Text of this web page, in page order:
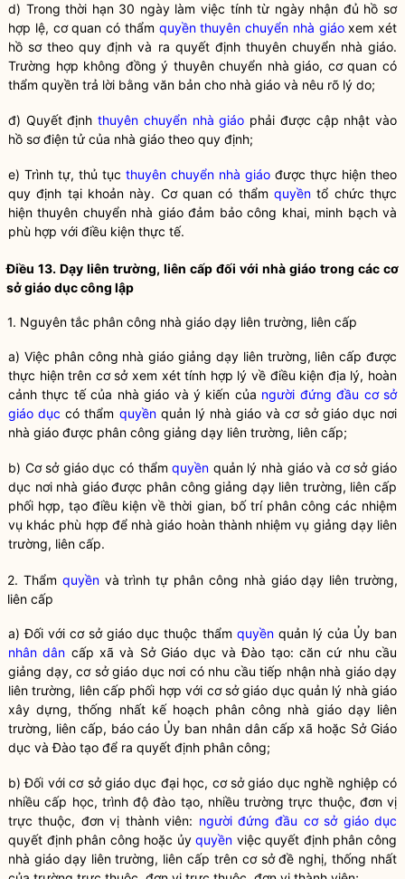
d) Trong thời hạn 30 ngày làm việc tính từ ngày nhận đủ hồ sơ
hợp lệ, cơ quan có thẩm quyền thuyên chuyển nhà giáoxem xét
hồ sơ theo quy định và ra quyết định thuyên chuyển nhà giáo.
Trường hợp không đồng ý thuyên chuyển nhà giáo, cơ quan có
thẩm quyền trả lời bằng văn bản cho nhà giáo và nêu rõ lý do;
đ) Quyết địnhthuyên chuyển nhà giáo phải được cập nhật vào
hồ sơ điện tử của nhà giáo theo quy định;
e) Trình tự, thủ tục thuyên chuyển nhà giáo được thực hiện theo
quy định tại khoản này. Cơ quan có thẩm quyền tổ chức thực
hiệnthuyên chuyển nhà giáođảm bảo công khai, minh bạch và
phù hợp với điều kiện thực tế.
Điều 13. Dạy liên trường, liên cấp đối với nhà giáo trong các cơ
sở giáo dục công lập
1. Nguyên tắc phân công nhà giáo dạy liên trường, liên cấp
a) Việc phân công nhà giáo giảng dạy liên trường, liên cấp được
thực hiện trên cơ sở xem xét tính hợp lý về điều kiện địa lý, hoàn
cảnh thực tế của nhà giáo và ý kiến của người đứng đầu cơ sở
giáo dục có thẩm quyềnquản lý nhà giáo và cơ sở giáo dục nơi
nhà giáo được phân công giảng dạy liên trường, liên cấp;
b) Cơ sở giáo dục có thẩmquyền quản lý nhà giáo và cơ sở giáo
dục nơi nhà giáo được phân công giảng dạy liên trường, liên cấp
phối hợp, tạo điều kiện về thời gian, bố trí phân công các nhiệm
vụ khác phù hợp để nhà giáo hoàn thành nhiệm vụ giảng dạy liên
trường, liên cấp.
2. Thẩm quyềnvà trình tự phân công nhà giáo dạy liên trường,
liên cấp
a) Đối với cơ sở giáo dục thuộc thẩm quyềnquản lý của Ủy ban
nhân dân cấp xã và Sở Giáo dục và Đào tạo: căn cứ nhu cầu
giảng dạy, cơ sở giáo dục nơi có nhu cầu tiếp nhận nhà giáo dạy
liên trường, liên cấp phối hợp với cơ sở giáo dục quản lý nhà giáo
xây dựng, thống nhất kế hoạch phân công nhà giáo dạy liên
trường, liên cấp, báo cáo Ủy ban nhân dâncấp xã hoặc Sở Giáo
dục và Đào tạo để ra quyết định phân công;
b) Đối với cơ sở giáo dục đại học, cơ sở giáo dục nghề nghiệp có
nhiều cấp học, trình độ đào tạo, nhiều trường trực thuộc, đơn vị
trực thuộc, đơn vị thành viên: người đứng đầu cơ sở giáo dục
quyết định phân công hoặc ủyquyền việc quyết định phân công
nhà giáo dạy liên trường, liên cấp trên cơ sở đề nghị, thống nhất